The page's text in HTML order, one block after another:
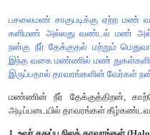
ஒருங்கிணைந்த
மண் உருவாக்கம்
சூழல்
பாறைகளிலிருந்து
மண் உருவாக பாறை
உதிர்வடைதல்